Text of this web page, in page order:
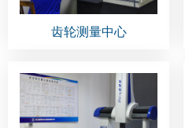
齿轮测量中心